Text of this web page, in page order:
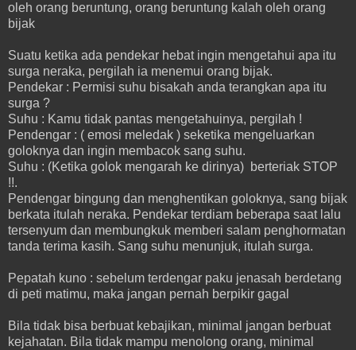
oleh orang beruntung, orang beruntung kalah oleh orang
bijak
Suatu ketika ada pendekar hebat ingin mengetahui apa itu
surga neraka, pergilah ia menemui orang bijak.
Pendekar : Permisi suhu bisakah anda terangkan apa itu
surga ?
Suhu : Kamu tidak pantas mengetahuinya, pergilah !
Pendengar : ( emosi meledak ) seketika mengeluarkan
goloknya dan ingin membacok sang suhu.
Suhu : (Ketika golok mengarah ke dirinya) berteriak STOP
!!.
Pendengar bingung dan menghentikan goloknya, sang bijak
berkata itulah neraka. Pendekar terdiam beberapa saat lalu
tersenyum dan membungkuk memberi salam penghormatan
tanda terima kasih. Sang suhu menunjuk, itulah surga.
Pepatah kuno : sebelum terdengar paku jenasah berdetang
di peti matimu, maka jangan pernah berpikir gagal
Bila tidak bisa berbuat kebajikan, minimal jangan berbuat
kejahatan. Bila tidak mampu menolong orang, minimal